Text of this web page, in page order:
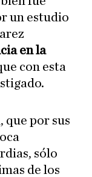
un estudio
en la
con esta
que por sus
sólo
de los